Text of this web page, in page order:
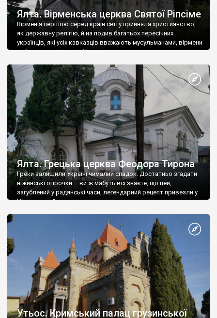
Ялта. Вірменська церква Святої Ріпсіме
Вірменія першою серед країн світу прийняла християнство,
як державну релігію, й на подив багатьох пересічних
українців, які усіх кавказців вважають мусульманами, вірмени
є відданими вірянами Христа
Ялта. Грецька церква Феодора Тирона
Греки залишили Україні чималий спадок. Достатньо згадати
ніжинські огірочки – ви ж мабуть всі знаєте, що цей,
загублений у радянські часи, легендарний рецепт привезли у
Ніжин греки?
Утьос. Кримський палац грузинської